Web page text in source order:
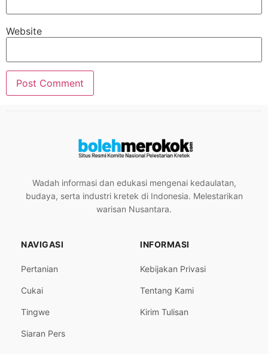
Website
Wadah informasi dan edukasi mengenai kedaulatan,
budaya, serta industri kretek di Indonesia. Melestarikan
warisan Nusantara.
NAVIGASI
Pertanian
Cukai
Tingwe
Siaran Pers
INFORMASI
Kebijakan Privasi
Tentang Kami
Kirim Tulisan